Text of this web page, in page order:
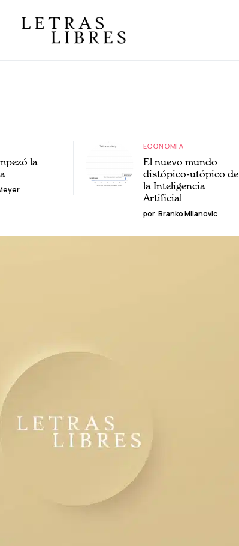
la
ECONOMÍA
El nuevo mundo
distópico-utópico de
la Inteligencia
Artificial
por Branko Milanovic